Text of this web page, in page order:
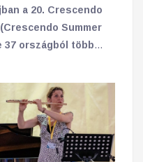
a 20. Crescendo
Summer
37 országból több